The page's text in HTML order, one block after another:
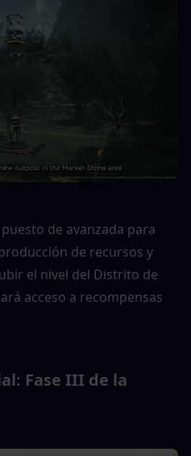
de avanzada para
de recursos y
el nivel del Distrito de
acceso a recompensas
Fase III de la